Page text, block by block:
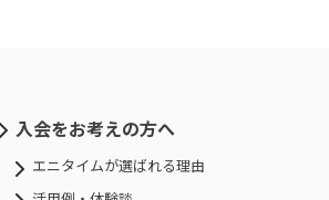
入会をお考えの方へ
エニタイムが選ばれる理由